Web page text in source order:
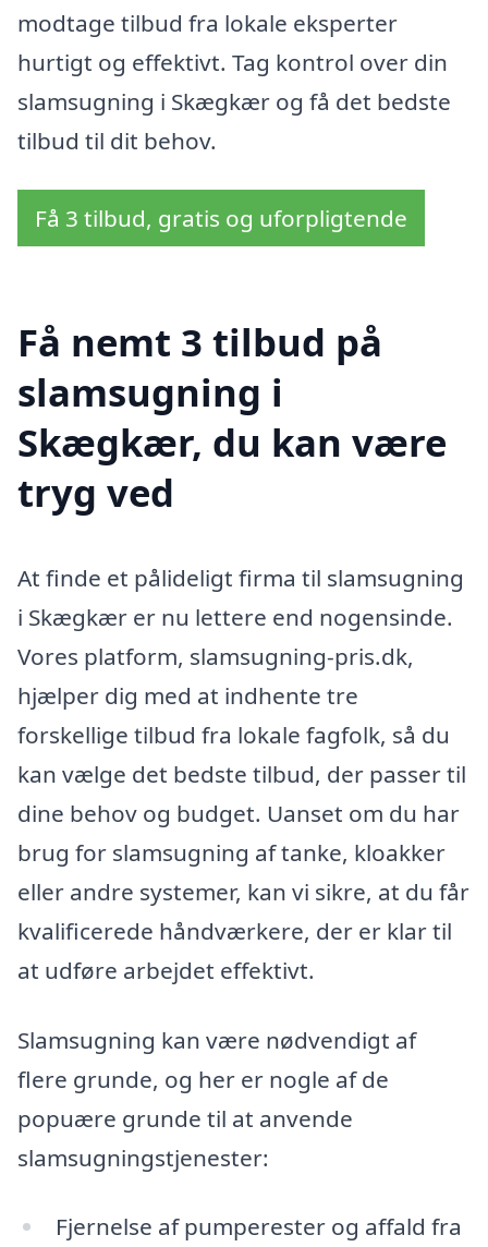
modtage tilbud fra lokale eksperter
hurtigt og effektivt. Tag kontrol over din
slamsugning i Skægkær og få det bedste
tilbud til dit behov.
Få 3 tilbud, gratis og uforpligtende
Få nemt 3 tilbud på
slamsugning i
Skægkær, du kan være
tryg ved
At finde et pålideligt firma til slamsugning
i Skægkær er nu lettere end nogensinde.
Vores platform, slamsugning-pris.dk,
hjælper dig med at indhente tre
forskellige tilbud fra lokale fagfolk, så du
kan vælge det bedste tilbud, der passer til
dine behov og budget. Uanset om du har
brug for slamsugning af tanke, kloakker
eller andre systemer, kan vi sikre, at du får
kvalificerede håndværkere, der er klar til
at udføre arbejdet effektivt.
Slamsugning kan være nødvendigt af
flere grunde, og her er nogle af de
popuære grunde til at anvende
slamsugningstjenester:
Fjernelse af pumperester og affald fra